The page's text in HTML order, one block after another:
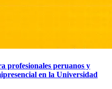
profesionales peruanos y
en la Universidad